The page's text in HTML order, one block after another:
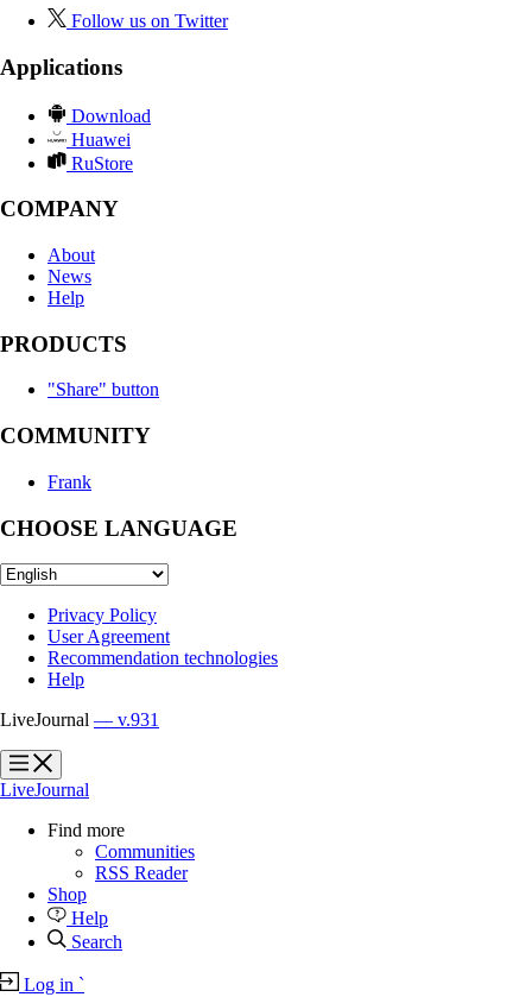
Follow us on Twitter
Applications
Download
Huawei
RuStore
COMPANY
About
News
Help
PRODUCTS
"Share" button
COMMUNITY
Frank
CHOOSE LANGUAGE
Privacy Policy
User Agreement
Recommendation technologies
Help
LiveJournal — v.931
?
?
LiveJournal
Find more
Communities
RSS Reader
Shop
Help
Search
Log in `